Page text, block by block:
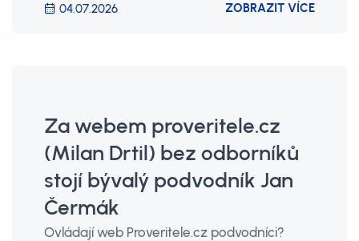
04.07.2026 ZOBRAZIT VÍCE
Za webem proveritele.cz
(Milan Drtil) bez odborníků
stojí bývalý podvodník Jan
Čermák
Ovládají web Proveritele.cz podvodníci?